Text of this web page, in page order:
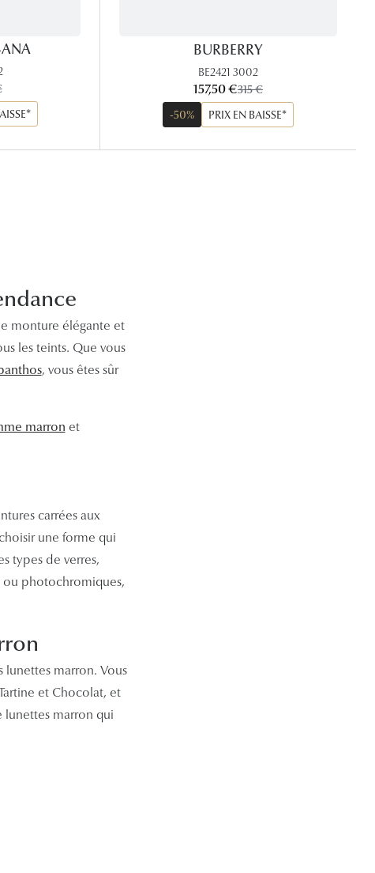
prix:
BURBERRY
BE2421 3002
maintenant:
157,50 €ancien prix:
315 €
-50%
PRIX EN BAISSE*
monture élégante et
les teints. Que vous
, vous êtes sûr
marron et
carrées aux
une forme qui
types de verres,
ou photochromiques,
marron. Vous
et Chocolat, et
lunettes marron qui